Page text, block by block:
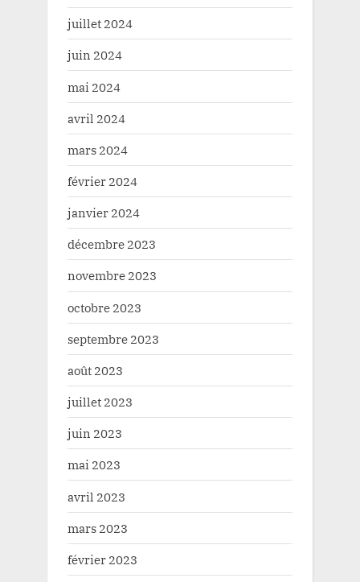
juillet 2024
juin 2024
mai 2024
avril 2024
mars 2024
février 2024
janvier 2024
décembre 2023
novembre 2023
octobre 2023
septembre 2023
août 2023
juillet 2023
juin 2023
mai 2023
avril 2023
mars 2023
février 2023